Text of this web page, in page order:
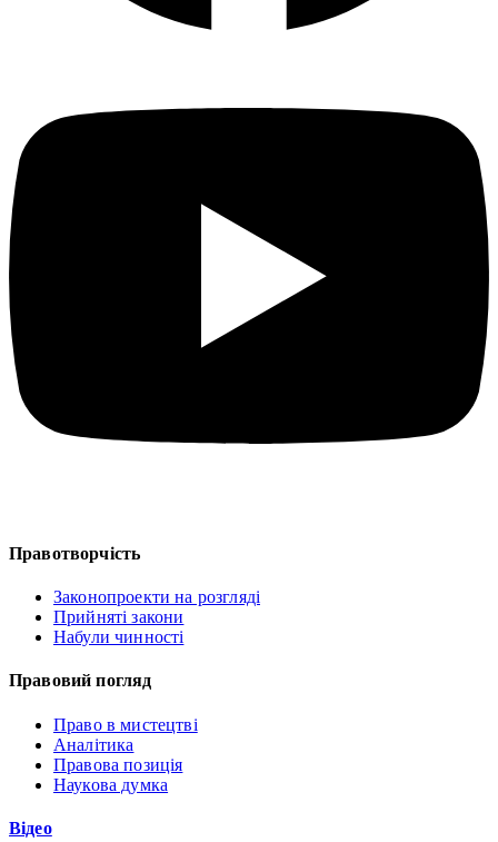
Правотворчість
Законопроекти на розгляді
Прийняті закони
Набули чинності
Правовий погляд
Право в мистецтві
Аналітика
Правова позиція
Наукова думка
Відео